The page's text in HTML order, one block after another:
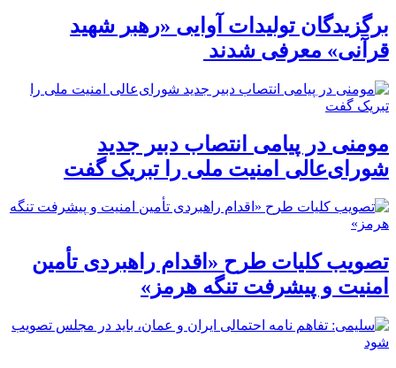
برگزیدگان تولیدات آوایی «رهبر شهید
قرآنی» معرفی شدند
مومنی در پیامی انتصاب دبیر جدید
شورای‌عالی امنیت ملی را تبریک گفت
تصویب کلیات طرح «اقدام راهبردی تأمین
امنیت و پیشرفت تنگه هرمز»